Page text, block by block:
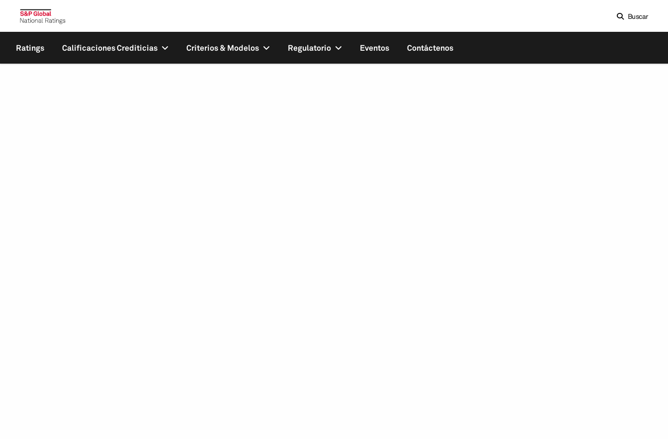
Buscar
Ratings Calificaciones Crediticias Criterios & Modelos Regulatorio Eventos Contáctenos